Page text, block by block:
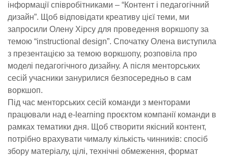
інформації співробітниками – “Контент і педагогічний
дизайн”. Щоб відповідати креативу цієї теми, ми
запросили Олену Хірсу для проведення воркшопу за
темою “instructional design”. Спочатку Олена виступила
з презентацією за темою воркшопу, розповіла про
моделі педагогічного дизайну. А після менторських
сесій учасники занурилися безпосередньо в сам
воркшоп.
Під час менторських сесій команди з менторами
працювали над e-learning проєктом компанії команди в
рамках тематики дня. Щоб створити якісний контент,
потрібно врахувати чималу кількість чинників: спосіб
збору матеріалу, цілі, технічні обмеження, формат